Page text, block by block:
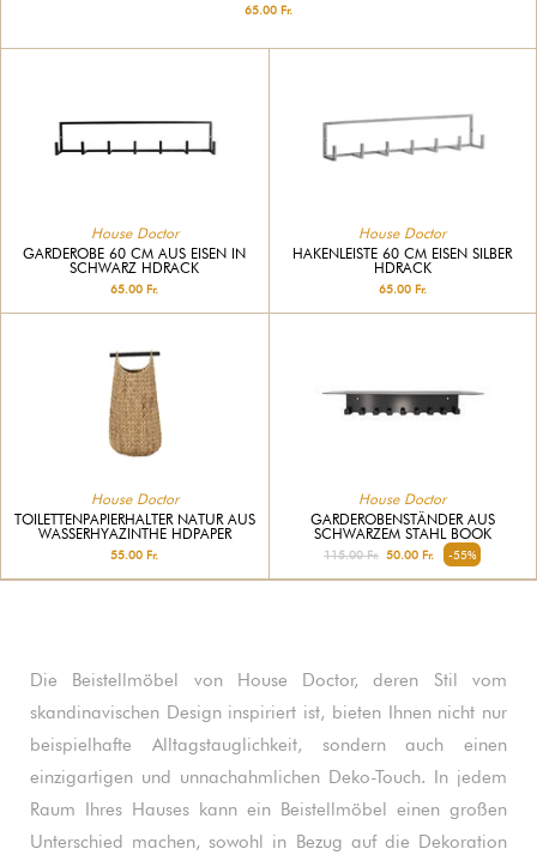
65.00 Fr.
House Doctor
GARDEROBE 60 CM AUS EISEN IN
SCHWARZ HDRACK
65.00 Fr.
House Doctor
HAKENLEISTE 60 CM EISEN SILBER
HDRACK
65.00 Fr.
House Doctor
TOILETTENPAPIERHALTER NATUR AUS
WASSERHYAZINTHE HDPAPER
55.00 Fr.
House Doctor
GARDEROBENSTÄNDER AUS
SCHWARZEM STAHL BOOK
115.00 Fr. 50.00 Fr. -55%
Die Beistellmöbel von House Doctor, deren Stil vom
skandinavischen Design inspiriert ist, bieten Ihnen nicht nur
beispielhafte Alltagstauglichkeit, sondern auch einen
einzigartigen und unnachahmlichen Deko-Touch. In jedem
Raum Ihres Hauses kann ein Beistellmöbel einen großen
Unterschied machen, sowohl in Bezug auf die Dekoration